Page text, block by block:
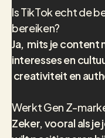
Is TikTok echt de
bereiken?
Ja, mits je content
interesses en
creativiteit en
Werkt Gen Z-
Zeker, vooral als